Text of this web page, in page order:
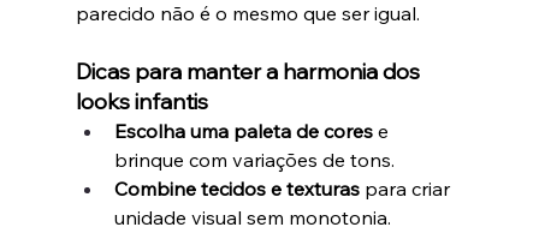
parecido não é o mesmo que ser igual.
Dicas para manter a harmonia dos
looks infantis
Escolha uma paleta de cores e
brinque com variações de tons.
Combine tecidos e texturas para criar
unidade visual sem monotonia.